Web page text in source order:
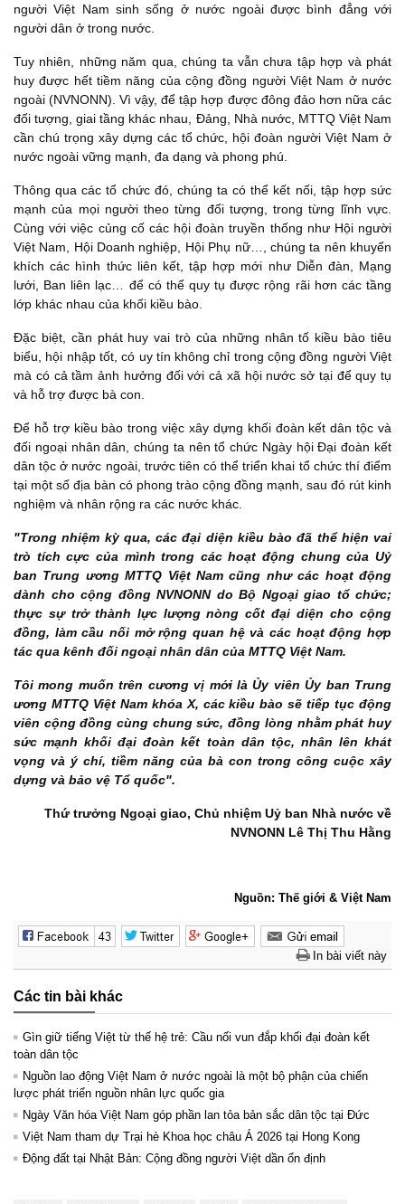
người Việt Nam sinh sống ở nước ngoài được bình đẳng với
người dân ở trong nước.
Tuy nhiên, những năm qua, chúng ta vẫn chưa tập hợp và phát
huy được hết tiềm năng của cộng đồng người Việt Nam ở nước
ngoài (NVNONN). Vì vậy, để tập hợp được đông đảo hơn nữa các
đối tượng, giai tầng khác nhau, Đảng, Nhà nước, MTTQ Việt Nam
cần chú trọng xây dựng các tổ chức, hội đoàn người Việt Nam ở
nước ngoài vững mạnh, đa dạng và phong phú.
Thông qua các tổ chức đó, chúng ta có thể kết nối, tập hợp sức
mạnh của mọi người theo từng đối tượng, trong từng lĩnh vực.
Cùng với việc củng cố các hội đoàn truyền thống như Hội người
Việt Nam, Hội Doanh nghiệp, Hội Phụ nữ…, chúng ta nên khuyến
khích các hình thức liên kết, tập hợp mới như Diễn đàn, Mạng
lưới, Ban liên lạc… để có thể quy tụ được rộng rãi hơn các tầng
lớp khác nhau của khối kiều bào.
Đặc biệt, cần phát huy vai trò của những nhân tố kiều bào tiêu
biểu, hội nhập tốt, có uy tín không chỉ trong cộng đồng người Việt
mà có cả tầm ảnh hưởng đối với cả xã hội nước sở tại để quy tụ
và hỗ trợ được bà con.
Để hỗ trợ kiều bào trong việc xây dựng khối đoàn kết dân tộc và
đối ngoại nhân dân, chúng ta nên tổ chức Ngày hội Đại đoàn kết
dân tộc ở nước ngoài, trước tiên có thể triển khai tổ chức thí điểm
tại một số địa bàn có phong trào cộng đồng mạnh, sau đó rút kinh
nghiệm và nhân rộng ra các nước khác.
"Trong nhiệm kỳ qua, các đại diện kiều bào đã thể hiện vai
trò tích cực của mình trong các hoạt động chung của Uỷ
ban Trung ương MTTQ Việt Nam cũng như các hoạt động
dành cho cộng đồng NVNONN do Bộ Ngoại giao tổ chức;
thực sự trở thành lực lượng nòng cốt đại diện cho cộng
đồng, làm cầu nối mở rộng quan hệ và các hoạt động hợp
tác qua kênh đối ngoại nhân dân của MTTQ Việt Nam.
Tôi mong muốn trên cương vị mới là Ủy viên Ủy ban Trung
ương MTTQ Việt Nam khóa X, các kiều bào sẽ tiếp tục động
viên cộng đồng cùng chung sức, đồng lòng nhằm phát huy
sức mạnh khối đại đoàn kết toàn dân tộc, nhân lên khát
vọng và ý chí, tiềm năng của bà con trong công cuộc xây
dựng và bảo vệ Tổ quốc".
Thứ trưởng Ngoại giao, Chủ nhiệm Uỷ ban Nhà nước về
NVNONN Lê Thị Thu Hằng
Nguồn: Thế giới & Việt Nam
In bài viết này
Các tin bài khác
Gìn giữ tiếng Việt từ thế hệ trẻ: Cầu nối vun đắp khối đại đoàn kết
toàn dân tộc
Nguồn lao động Việt Nam ở nước ngoài là một bộ phận của chiến
lược phát triển nguồn nhân lực quốc gia
Ngày Văn hóa Việt Nam góp phần lan tỏa bản sắc dân tộc tại Đức ​
Việt Nam tham dự Trại hè Khoa học châu Á 2026 tại Hong Kong
Động đất tại Nhật Bản: Cộng đồng người Việt dần ổn định